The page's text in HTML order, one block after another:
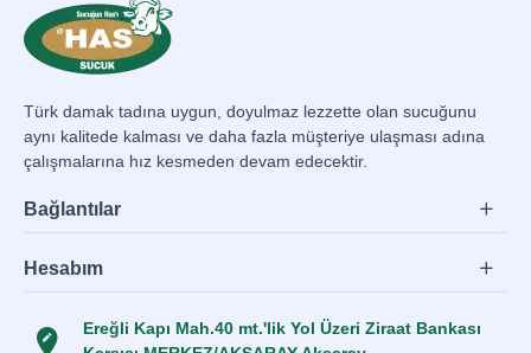
Türk damak tadına uygun, doyulmaz lezzette olan sucuğunu
aynı kalitede kalması ve daha fazla müşteriye ulaşması adına
çalışmalarına hız kesmeden devam edecektir.
Bağlantılar
Hesabım
Ereğli Kapı Mah.40 mt.'lik Yol Üzeri Ziraat Bankası